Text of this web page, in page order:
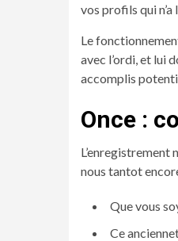
vos profils qui n’a
Le
avec l’ordi, et lui
accomplis
Once :
nous tantot
Que vous
Ce